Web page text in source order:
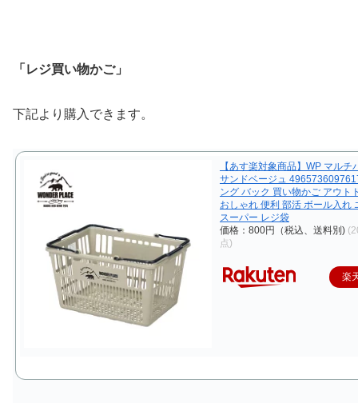
「レジ買い物かご」
下記より購入できます。
【あす楽対象商品】WP マルチ
サンドベージュ
ング バック 買い物かご アウト
おしゃれ 便利 部活 ボール入れ
スーパー レジ袋
価格：800円（税込、送料別)
点)
楽